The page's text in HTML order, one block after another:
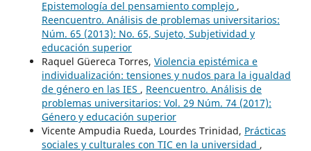
Epistemología del pensamiento complejo ,
Reencuentro. Análisis de problemas universitarios:
Núm. 65 (2013): No. 65, Sujeto, Subjetividad y
educación superior
Raquel Güereca Torres, Violencia epistémica e
individualización: tensiones y nudos para la igualdad
de género en las IES , Reencuentro. Análisis de
problemas universitarios: Vol. 29 Núm. 74 (2017):
Género y educación superior
Vicente Ampudia Rueda, Lourdes Trinidad, Prácticas
sociales y culturales con TIC en la universidad ,